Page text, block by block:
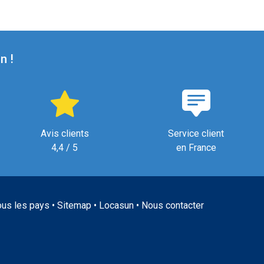
!
Avis clients
4,4 / 5
Service client
en France
les pays • Sitemap• Locasun• Nous contacter